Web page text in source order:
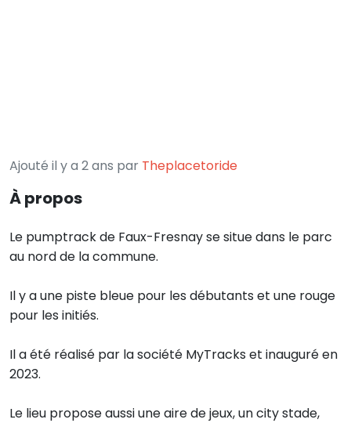
Ajouté il y a 2 ans par Theplacetoride
À propos
Le pumptrack de Faux-Fresnay se situe dans le parc
au nord de la commune.
Il y a une piste bleue pour les débutants et une rouge
pour les initiés.
Il a été réalisé par la société MyTracks et inauguré en
2023.
Le lieu propose aussi une aire de jeux, un city stade,